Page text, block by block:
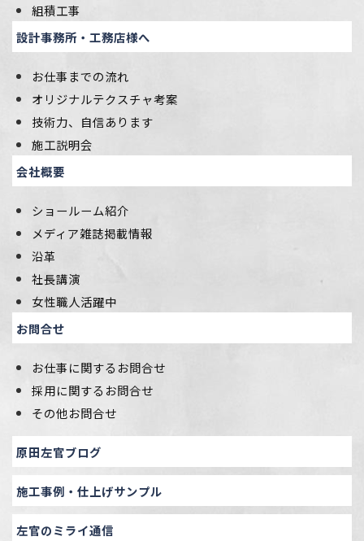
組積工事
設計事務所・工務店様へ
お仕事までの流れ
オリジナルテクスチャ考案
技術力、自信あります
施工説明会
会社概要
ショールーム紹介
メディア雑誌掲載情報
沿革
社長講演
女性職人活躍中
お問合せ
お仕事に関するお問合せ
採用に関するお問合せ
その他お問合せ
原田左官ブログ
施工事例・仕上げサンプル
左官のミライ通信